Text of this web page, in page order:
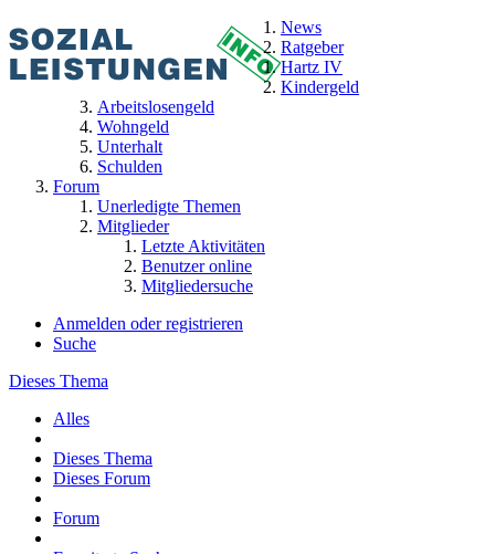
News
Ratgeber
Hartz IV
Kindergeld
Arbeitslosengeld
Wohngeld
Unterhalt
Schulden
Forum
Unerledigte Themen
Mitglieder
Letzte Aktivitäten
Benutzer online
Mitgliedersuche
Anmelden oder registrieren
Suche
Dieses Thema
Alles
Dieses Thema
Dieses Forum
Forum